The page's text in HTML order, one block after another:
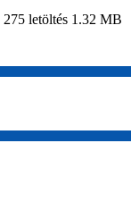
275 letöltés 1.32 MB